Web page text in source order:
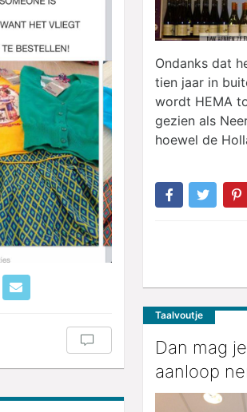
Ondanks dat
tien jaar in
wordt HEMA
gezien als
hoewel de
Taalvoutje
Dan mag
aanloop